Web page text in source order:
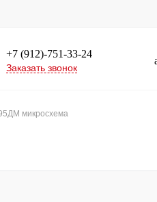
+7 (912)-751-33-24
Заказать звонок
микросхема